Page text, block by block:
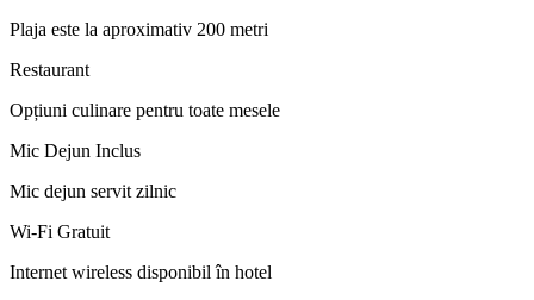
Plaja este la aproximativ 200 metri
Restaurant
Opțiuni culinare pentru toate mesele
Mic Dejun Inclus
Mic dejun servit zilnic
Wi-Fi Gratuit
Internet wireless disponibil în hotel